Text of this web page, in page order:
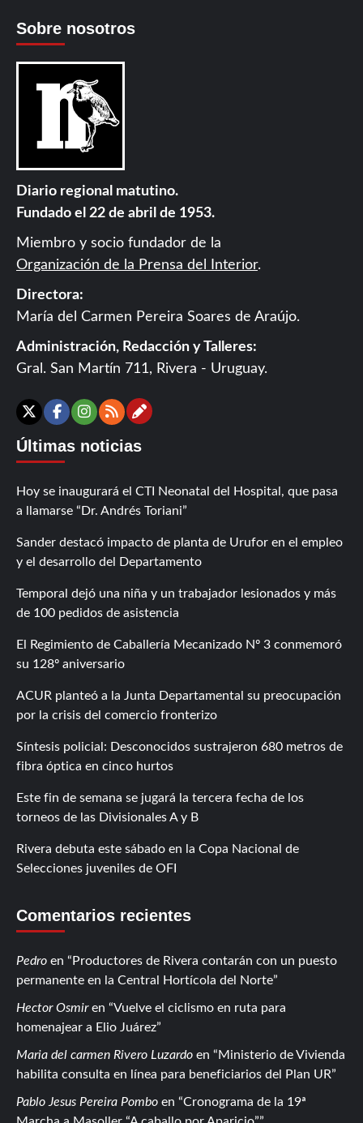
Sobre nosotros
Diario regional matutino.
Fundado el 22 de abril de 1953.
Miembro y socio fundador de la
Organización de la Prensa del Interior.
Directora:
María del Carmen Pereira Soares de Araújo.
Administración, Redacción y Talleres:
Gral. San Martín 711, Rivera - Uruguay.
X Facebook
Instagram
RSSContáctanos
Últimas noticias
Hoy se inaugurará el CTI Neonatal del Hospital, que pasa
a llamarse “Dr. Andrés Toriani”
Sander destacó impacto de planta de Urufor en el empleo
y el desarrollo del Departamento
Temporal dejó una niña y un trabajador lesionados y más
de 100 pedidos de asistencia
El Regimiento de Caballería Mecanizado Nº 3 conmemoró
su 128º aniversario
ACUR planteó a la Junta Departamental su preocupación
por la crisis del comercio fronterizo
Síntesis policial: Desconocidos sustrajeron 680 metros de
fibra óptica en cinco hurtos
Este fin de semana se jugará la tercera fecha de los
torneos de las Divisionales A y B
Rivera debuta este sábado en la Copa Nacional de
Selecciones juveniles de OFI
Comentarios recientes
Pedro en
Productores de Rivera contarán con un puesto
permanente en la Central Hortícola del Norte
Hector Osmiren
Vuelve el ciclismo en ruta para
homenajear a Elio Juárez
Maria del carmen Rivero Luzardo en
Ministerio de Vivienda
habilita consulta en línea para beneficiarios del Plan UR
Pablo Jesus Pereira Pombo en
Cronograma de la 19ª